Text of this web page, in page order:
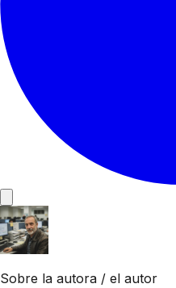
Sobre la autora / el autor